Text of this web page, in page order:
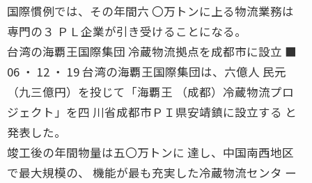
国際慣例では、その年間六 〇万トンに上る物流業務は
専門の３ ＰＬ企業が引き受けることになる。
台湾の海覇王国際集団 冷蔵物流拠点を成都市に設立 ■
06 ・ 12 ・ 19 台湾の海覇王国際集団は、六億人 民元
（九三億円）を投じて「海覇王 （成都）冷蔵物流プロ
ジェクト」を四 川省成都市ＰＩ県安靖鎮に設立する と
発表した。
竣工後の年間物量は五〇万トンに 達し、中国南西地区
で最大規模の、 機能が最も充実した冷蔵物流センタ ー